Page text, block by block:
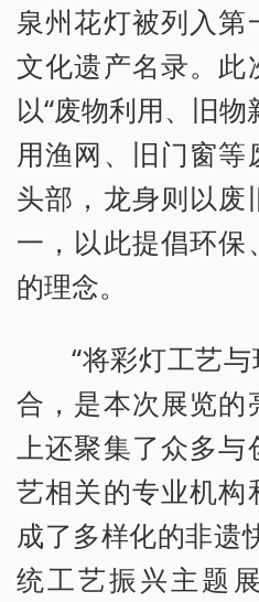
泉州花灯被列入第
文化遗产名录。
以“废物利用、旧物
用渔网、旧门窗
头部，龙身则以废
一，以此提倡环保
的理念。
“将彩灯工艺
合，是本次展览的
上还聚集了众多
艺相关的专业机构
成了多样化的非遗
统工艺振兴主题